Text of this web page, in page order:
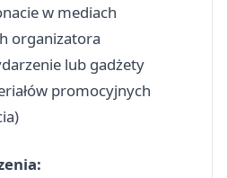
w mediach
organizatora
lub gadżety
promocyjnych